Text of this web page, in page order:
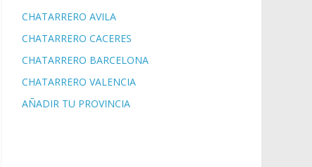
CHATARRERO AVILA
CHATARRERO CACERES
CHATARRERO BARCELONA
CHATARRERO VALENCIA
AÑADIR TU PROVINCIA